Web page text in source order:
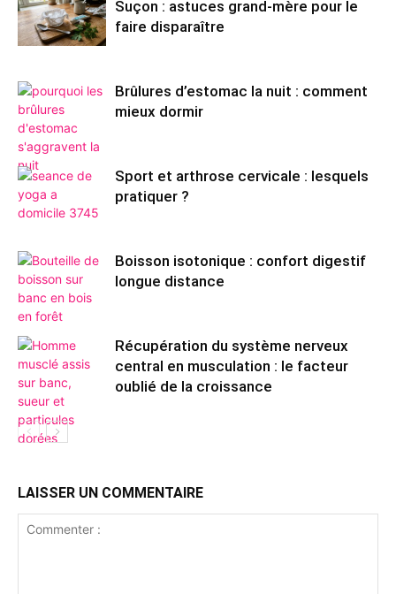
Suçon : astuces grand-mère pour le
faire disparaître
Brûlures d’estomac la nuit : comment
mieux dormir
Sport et arthrose cervicale : lesquels
pratiquer ?
Boisson isotonique : confort digestif
longue distance
Récupération du système nerveux
central en musculation : le facteur
oublié de la croissance
LAISSER UN COMMENTAIRE